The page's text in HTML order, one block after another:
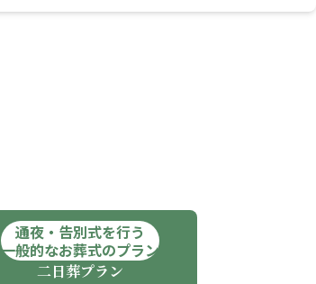
通夜・告別式を行う
一般的なお葬式のプラン
二日葬プラン